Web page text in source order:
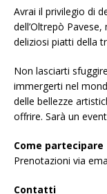
Avrai il privilegio di
dell’Oltrepò
deliziosi piatti della
Non lasciarti
immergerti nel
delle bellezze
offrire. Sarà un
Come partecipare
Prenotazioni via
Contatti